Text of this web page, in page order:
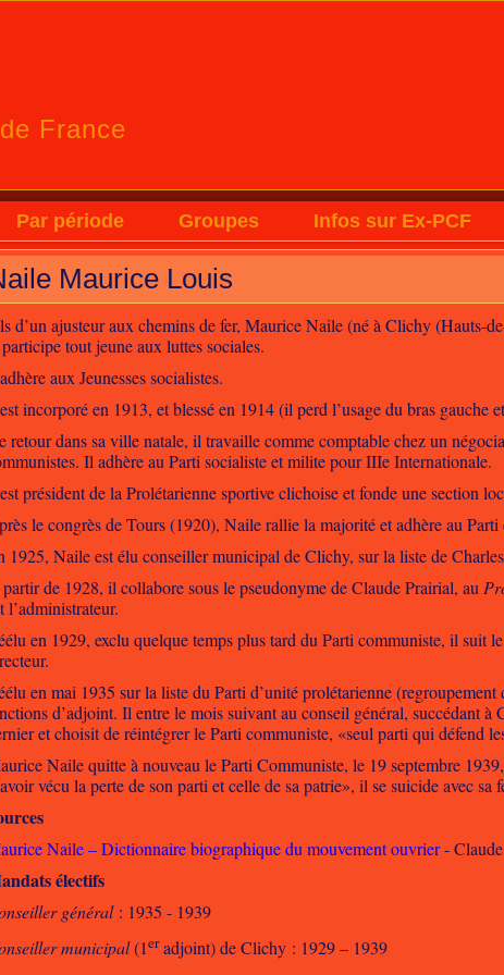
France
Par période Groupes Infos sur Ex-PCF
Maurice Louis
d’un ajusteur aux chemins de fer, Maurice Naile (né à Clichy (Hauts-
tout jeune aux luttes sociales.
aux Jeunesses socialistes.
incorporé en 1913, et blessé en 1914 (il perd l’usage du bras gauche
retour dans sa ville natale, il travaille comme comptable chez un
Il adhère au Parti socialiste et milite pour IIIe Internationale.
président de la Prolétarienne sportive clichoise et fonde une section
le congrès de Tours (1920), Naile rallie la majorité et adhère au
1925, Naile est élu conseiller municipal de Clichy, sur la liste de
de 1928, il collabore sous le pseudonyme de Claude Prairial, au
l’administrateur.
en 1929, exclu quelque temps plus tard du Parti communiste, il suit
en mai 1935 sur la liste du Parti d’unité prolétarienne
d’adjoint. Il entre le mois suivant au conseil général, succédant
et choisit de réintégrer le Parti communiste, «seul parti qui défend
Naile quitte à nouveau le Parti Communiste, le 19 septembre
vécu la perte de son parti et celle de sa patrie», il se suicide avec
Naile – Dictionnaire biographique du mouvement ouvrier-
électifs
général: 1935 - 1939
municipal(1eradjoint) de Clichy : 1929 – 1939